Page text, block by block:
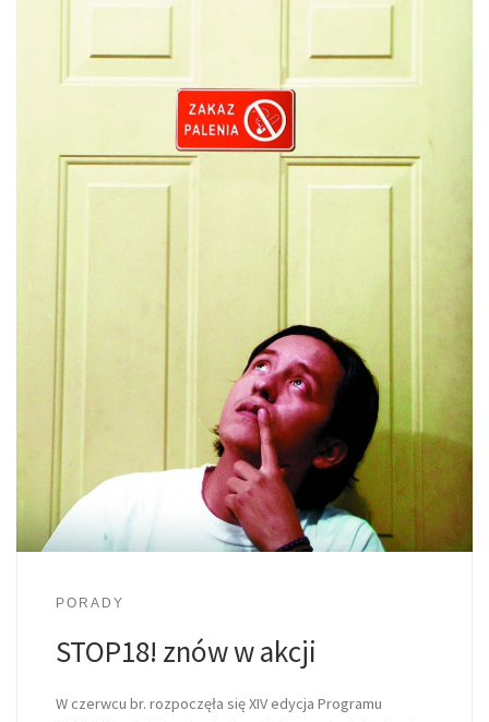
PORADY
STOP18! znów w akcji
W czerwcu br. rozpoczęła się XIV edycja Programu